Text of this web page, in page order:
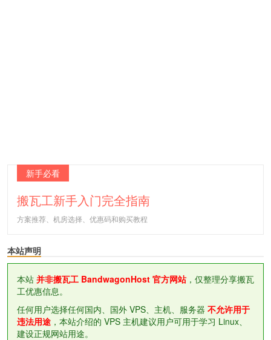
新手必看
搬瓦工新手入门完全指南
方案推荐、机房选择、优惠码和购买教程
本站声明
本站 并非搬瓦工 BandwagonHost 官方网站，仅整理分享搬瓦
工优惠信息。
任何用户选择任何国内、国外 VPS、主机、服务器 不允许用于
违法用途 ，本站介绍的 VPS 主机建议用户可用于学习 Linux、
建设正规网站用途。